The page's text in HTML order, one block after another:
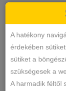
Dorina
Yahara
2db
A hatékony
érdekében
sütiket a
szükségesek a
A harmadik féltől